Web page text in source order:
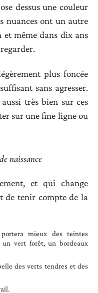
dessus une couleur
nuances ont un autre
et même dans dix ans
plus foncée
sans agresser.
très bien sur ces
sur une fine ligne ou
naissance
et qui change
de tenir compte de la
mieux des teintes
vert forêt, un bordeaux
des verts tendres et des